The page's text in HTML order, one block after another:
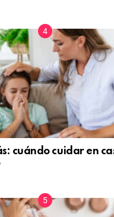
cuándo cuidar en